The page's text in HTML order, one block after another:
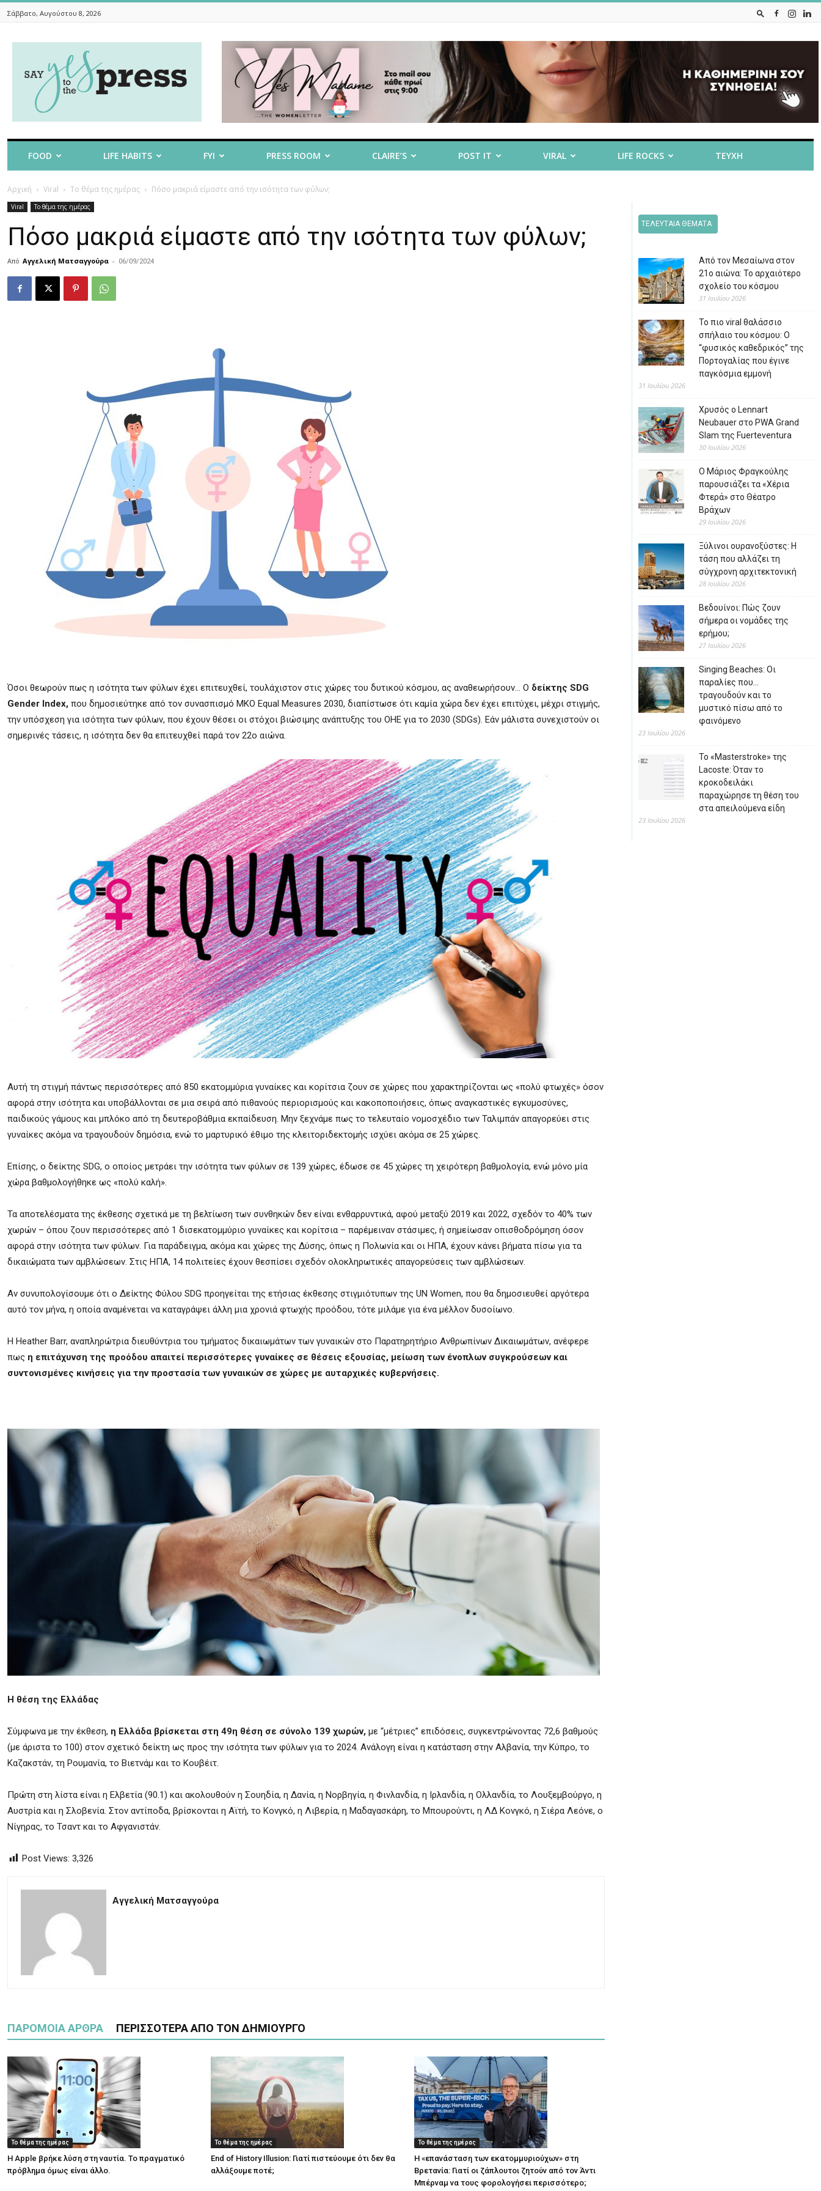
Σάββατο, Αυγούστου 8, 2026
To
The
FOOD LIFE HABITS FYI PRESS ROOM CLAIRE’S POST IT VIRAL LIFE ROCKS ΤΕΥΧΗ
Αρχική Viral Το θέμα της ημέρας Πόσο μακριά είμαστε από την ισότητα των φύλων;
Viral Το θέμα της ημέρας
Πόσο μακριά είμαστε από την ισότητα των φύλων;
Από Αγγελική Ματσαγγούρα - 06/09/2024
Όσοι θεωρούν πως η ισότητα των φύλων έχει επιτευχθεί, τουλάχιστον στις χώρες του δυτικού κόσμου, ας αναθεωρήσουν… Ο δείκτης SDG
Gender Index, που δημοσιεύτηκε από τον συνασπισμό ΜΚΟ Equal Measures 2030, διαπίστωσε ότι καμία χώρα δεν έχει επιτύχει, μέχρι στιγμής,
την υπόσχεση για ισότητα των φύλων, που έχουν θέσει οι στόχοι βιώσιμης ανάπτυξης του ΟΗΕ για το 2030 (SDGs). Εάν μάλιστα συνεχιστούν οι
σημερινές τάσεις, η ισότητα δεν θα επιτευχθεί παρά τον 22ο αιώνα.
Αυτή τη στιγμή πάντως περισσότερες από 850 εκατομμύρια γυναίκες και κορίτσια ζουν σε χώρες που χαρακτηρίζονται ως «πολύ φτωχές» όσον
αφορά στην ισότητα και υποβάλλονται σε μια σειρά από πιθανούς περιορισμούς και κακοποποιήσεις, όπως αναγκαστικές εγκυμοσύνες,
παιδικούς γάμους και μπλόκο από τη δευτεροβάθμια εκπαίδευση. Μην ξεχνάμε πως το τελευταίο νομοσχέδιο των Ταλιμπάν απαγορεύει στις
γυναίκες ακόμα να τραγουδούν δημόσια, ενώ το μαρτυρικό έθιμο της κλειτοριδεκτομής ισχύει ακόμα σε 25 χώρες.
Επίσης, ο δείκτης SDG, ο οποίος μετράει την ισότητα των φύλων σε 139 χώρες, έδωσε σε 45 χώρες τη χειρότερη βαθμολογία, ενώ μόνο μία
χώρα βαθμολογήθηκε ως «πολύ καλή».
Τα αποτελέσματα της έκθεσης σχετικά με τη βελτίωση των συνθηκών δεν είναι ενθαρρυντικά, αφού μεταξύ 2019 και 2022, σχεδόν το 40% των
χωρών – όπου ζουν περισσότερες από 1 δισεκατομμύριο γυναίκες και κορίτσια – παρέμειναν στάσιμες, ή σημείωσαν οπισθοδρόμηση όσον
αφορά στην ισότητα των φύλων. Για παράδειγμα, ακόμα και χώρες της Δύσης, όπως η Πολωνία και οι ΗΠΑ, έχουν κάνει βήματα πίσω για τα
δικαιώματα των αμβλώσεων. Στις ΗΠΑ, 14 πολιτείες έχουν θεσπίσει σχεδόν ολοκληρωτικές απαγορεύσεις των αμβλώσεων.
Αν συνυπολογίσουμε ότι ο Δείκτης Φύλου SDG προηγείται της ετήσιας έκθεσης στιγμιότυπων της UN Women, που θα δημοσιευθεί αργότερα
αυτό τον μήνα, η οποία αναμένεται να καταγράψει άλλη μια χρονιά φτωχής προόδου, τότε μιλάμε για ένα μέλλον δυσοίωνο.
Η Heather Barr, αναπληρώτρια διευθύντρια του τμήματος δικαιωμάτων των γυναικών στο Παρατηρητήριο Ανθρωπίνων Δικαιωμάτων, ανέφερε
πως η επιτάχυνση της προόδου απαιτεί περισσότερες γυναίκες σε θέσεις εξουσίας, μείωση των ένοπλων συγκρούσεων και
συντονισμένες κινήσεις για την προστασία των γυναικών σε χώρες με αυταρχικές κυβερνήσεις.
Η θέση της Ελλάδας
Σύμφωνα με την έκθεση, η Ελλάδα βρίσκεται στη 49η θέση σε σύνολο 139 χωρών, με “μέτριες” επιδόσεις, συγκεντρώνοντας 72,6 βαθμούς
(με άριστα το 100) στον σχετικό δείκτη ως προς την ισότητα των φύλων για το 2024. Ανάλογη είναι η κατάσταση στην Αλβανία, την Κύπρο, το
Καζακστάν, τη Ρουμανία, το Βιετνάμ και το Κουβέιτ.
Πρώτη στη λίστα είναι η Ελβετία (90.1) και ακολουθούν η Σουηδία, η Δανία, η Νορβηγία, η Φινλανδία, η Ιρλανδία, η Ολλανδία, το Λουξεμβούργο, η
Αυστρία και η Σλοβενία. Στον αντίποδα, βρίσκονται η Αϊτή, το Κονγκό, η Λιβερία, η Μαδαγασκάρη, το Μπουρούντι, η ΛΔ Κονγκό, η Σιέρα Λεόνε, ο
Νίγηρας, το Τσαντ και το Αφγανιστάν.
Post Views: 3,326
Αγγελική Ματσαγγούρα
ΠΑΡΟΜΟΙΑ ΑΡΘΡΑ ΠΕΡΙΣΣΟΤΕΡΑ ΑΠΟ ΤΟΝ ΔΗΜΙΟΥΡΓΟ
Το θέμα της ημέρας
Η Apple βρήκε λύση στη ναυτία. Το πραγματικό
πρόβλημα όμως είναι άλλο.
Το θέμα της ημέρας
End of History Illusion: Γιατί πιστεύουμε ότι δεν θα
αλλάξουμε ποτέ;
Το θέμα της ημέρας
Η «επανάσταση των εκατομμυριούχων» στη
Βρετανία: Γιατί οι ζάπλουτοι ζητούν από τον Άντι
Μπέρναμ να τους φορολογήσει περισσότερο;
ΤΕΛΕΥΤΑΙΑ ΘΕΜΑΤΑ
Από τον Μεσαίωνα στον
21ο αιώνα: Το αρχαιότερο
σχολείο του κόσμου
31 Ιουλίου 2026
Το πιο viral θαλάσσιο
σπήλαιο του κόσμου: Ο
“φυσικός καθεδρικός” της
Πορτογαλίας που έγινε
παγκόσμια εμμονή
31 Ιουλίου 2026
Χρυσός ο Lennart
Neubauer στο PWA Grand
Slam της Fuerteventura
30 Ιουλίου 2026
Ο Μάριος Φραγκούλης
παρουσιάζει τα «Χέρια
Φτερά» στο Θέατρο
Βράχων
29 Ιουλίου 2026
Ξύλινοι ουρανοξύστες: Η
τάση που αλλάζει τη
σύγχρονη αρχιτεκτονική
28 Ιουλίου 2026
Βεδουίνοι: Πώς ζουν
σήμερα οι νομάδες της
ερήμου;
27 Ιουλίου 2026
Singing Beaches: Οι
παραλίες που…
τραγουδούν και το
μυστικό πίσω από το
φαινόμενο
23 Ιουλίου 2026
Το «Masterstroke» της
Lacoste: Όταν το
κροκοδειλάκι
παραχώρησε τη θέση του
στα απειλούμενα είδη
23 Ιουλίου 2026